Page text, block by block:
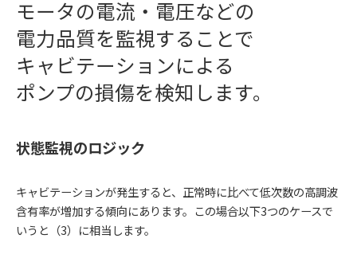
モータの電流・電圧などの
電力品質を監視することで
キャビテーションによる
ポンプの損傷を検知します。
状態監視のロジック
キャビテーションが発生すると、正常時に比べて低次数の高調波
含有率が増加する傾向にあります。この場合以下3つのケースで
いうと（3）に相当します。